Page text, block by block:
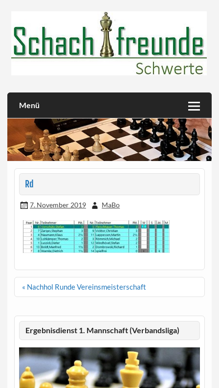
Menü
Rd
7. November 2019 MaBo
Beitragsnavigation
« Nachhol Runde Vereinsmeisterschaft
Ergebnisdienst 1. Mannschaft (Verbandsliga)